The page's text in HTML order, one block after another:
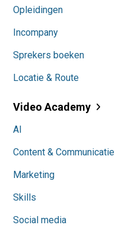
Opleidingen
Incompany
Sprekers boeken
Locatie & Route
Video Academy
AI
Content & Communicatie
Marketing
Skills
Social media